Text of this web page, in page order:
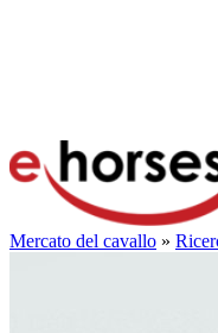
Mercato del cavallo »